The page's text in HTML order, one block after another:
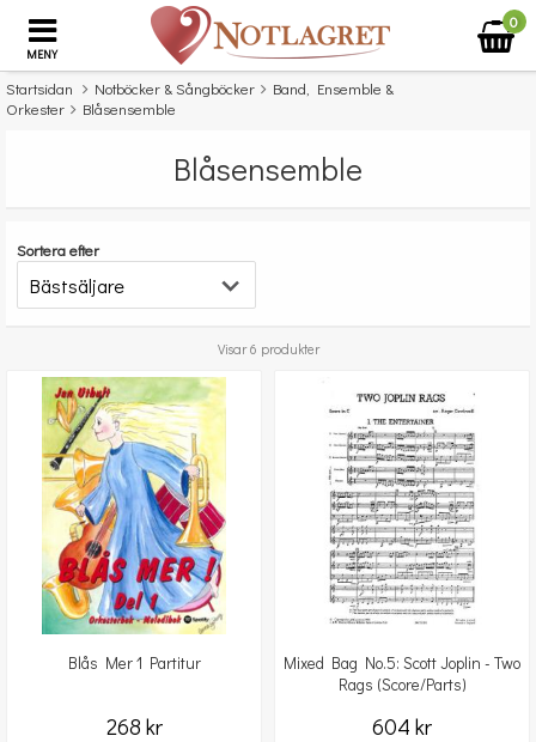
MENY
0
Startsidan Notböcker & Sångböcker
Band, Ensemble &
Orkester
Blåsensemble
Blåsensemble
Sortera efter
Visar 6 produkter
Blås Mer 1 Partitur
268 kr
Mixed Bag No.5: Scott Joplin - Two
Rags (Score/Parts)
604 kr